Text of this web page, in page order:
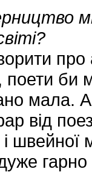
про
поети
мала.
від